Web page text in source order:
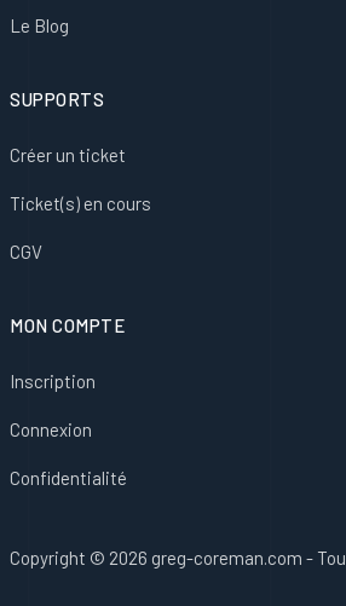
Le Blog
SUPPORTS
Créer un ticket
Ticket(s) en cours
CGV
MON COMPTE
Inscription
Connexion
Confidentialité
Copyright © 2026 greg-coreman.com -